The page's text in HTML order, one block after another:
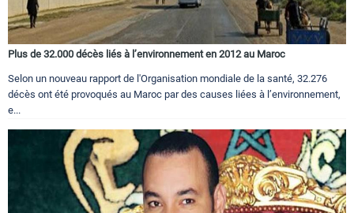
Plus de 32.000 décès liés à l’environnement en 2012 au Maroc
Selon un nouveau rapport de l'Organisation mondiale de la santé, 32.276
décès ont été provoqués au Maroc par des causes liées à l’environnement,
e...